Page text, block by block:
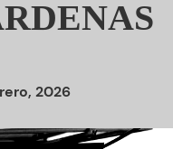
2026